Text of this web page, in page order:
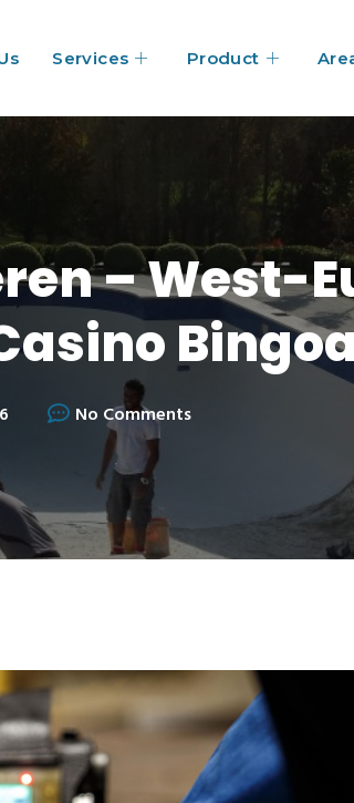
Services Product
– West-
No Comments